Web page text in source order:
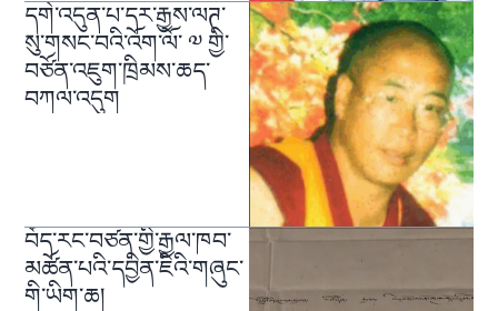
དགེ་འདུན་པ་དར་རྒྱས་ལཊ་
སུ་གསང་བའི་འོག་ལོ་ ༧ གྱི་
བཙོན་འཇུག་ཁྲིམས་ཆད་
བཀལ་འདུག
བོད་རང་བཙན་གྱི་རྒྱལ་ཁབ་
མཚོན་པའི་དབྱིན་ཇིའི་གཞུང་
གི་ཡིག་ཆ།